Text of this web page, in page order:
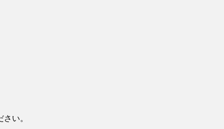
い。